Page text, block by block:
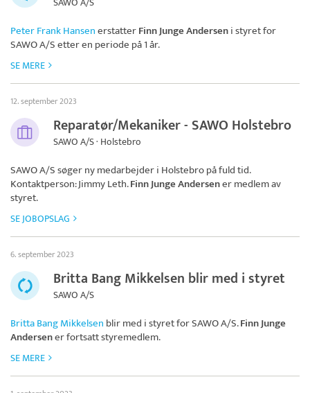
Peter Frank HansenerstatterFinn Junge Anderseni styret for
SAWO A/Setter en periode på 1 år.
SE MERE
12. september 2023
Reparatør/Mekaniker - SAWO Holstebro
SAWO A/S · Holstebro
SAWO A/Ssøger ny medarbejder i Holstebro på fuld tid.
Kontaktperson: Jimmy Leth.Finn Junge Andersener medlem av
styret.
SE JOBOPSLAG
6. september 2023
Britta Bang Mikkelsen blir med i styret
SAWO A/S
Britta Bang Mikkelsen blir med i styret forSAWO A/S.Finn Junge
Andersener fortsatt styremedlem.
SE MERE